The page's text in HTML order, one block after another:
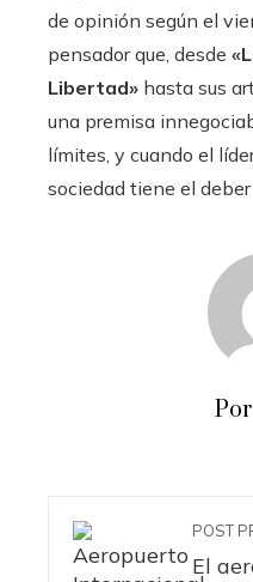
de opinión según el
pensador que, desde
Libertad» hasta sus
una premisa
límites, y cuando el
sociedad tiene el
POST
El